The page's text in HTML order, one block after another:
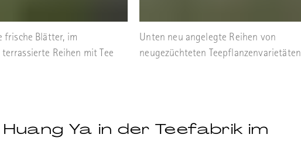
frische Blätter, im
Reihen mit Tee
Unten neu angelegte Reihen von
neugezüchteten Teepflanzenvarietäten
Ya in der Teefabrik im